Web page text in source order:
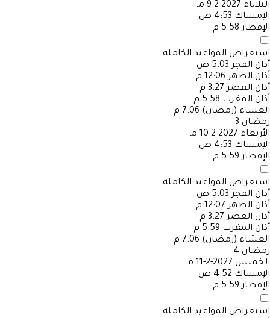
الثلاثاء 2027-2-9 مـ
الإمساك 4:53 ص
الإفطار 5:58 م
استعراض المواعيد الكاملة
أذان الفجر 5:03 ص
أذان الظهر 12:06 م
أذان العصر 3:27 م
أذان المغرب 5:58 م
العشاء (رمضان) 7:06 م
رمضان 3
الأربعاء 2027-2-10 مـ
الإمساك 4:53 ص
الإفطار 5:59 م
استعراض المواعيد الكاملة
أذان الفجر 5:03 ص
أذان الظهر 12:07 م
أذان العصر 3:27 م
أذان المغرب 5:59 م
العشاء (رمضان) 7:06 م
رمضان 4
الخميس 2027-2-11 مـ
الإمساك 4:52 ص
الإفطار 5:59 م
استعراض المواعيد الكاملة